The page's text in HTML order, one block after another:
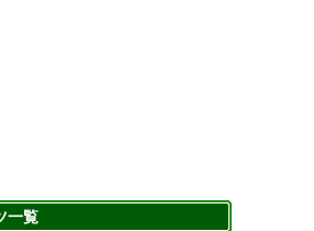
一覧